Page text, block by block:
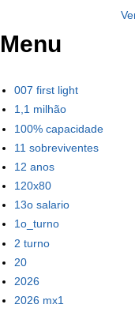
Menu
007 first light
1,1 milhão
100% capacidade
11 sobreviventes
12 anos
120x80
13o salario
1o_turno
2 turno
20
2026
2026 mx1